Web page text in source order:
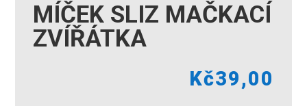
MÍČEK SLIZ MAČKACÍ
ZVÍŘÁTKA
Kč39,00